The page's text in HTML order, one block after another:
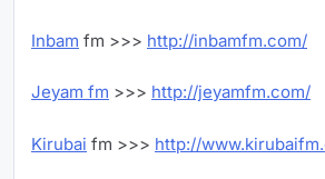
Inbam fm >>> http://inbamfm.com/
Jeyam fm >>> http://jeyamfm.com/
Kirubai fm >>> http://